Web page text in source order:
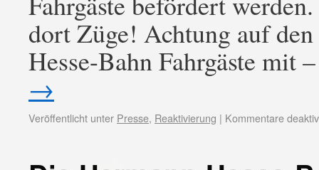
dort Züge! Achtung auf
Hesse-Bahn Fahrgäste
→
Veröffentlicht unter Presse, Reaktivierung | Kommentare